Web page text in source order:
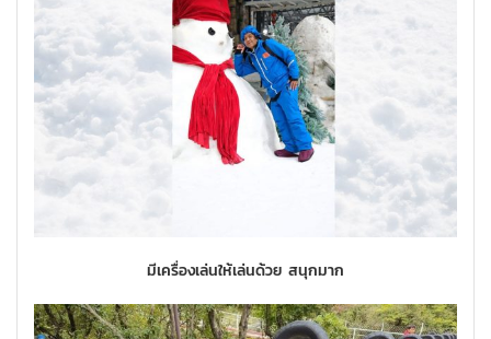
มีเครื่องเล่นให้เล่นด้วย สนุกมาก